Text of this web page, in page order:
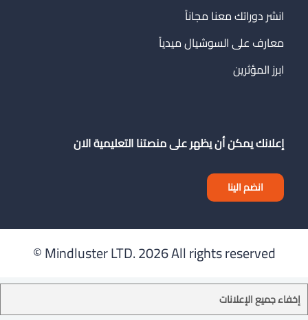
انشر دوراتك معنا مجاناً
معارف على السوشيال ميدياً
ابرز المؤثرين
إعلانك يمكن أن يظهر على منصتنا التعليمية الان
انضم الينا
Mindluster LTD.2026 All rights reserved ©
إخفاء جميع الإعلانات